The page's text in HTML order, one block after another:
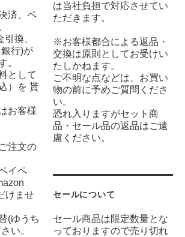
済、ペ
換、
行)が
。
として
）を 貰
お客様
注文の
イペ
けませ
(ゆうち
い。
は当社負担で対応させてい
ただきます。
※お客様都合による返品・
交換は原則としてお受けい
たしかねます。
ご不明な点などは、お買い
物の前に予めご質問くださ
い。
恐れ入りますがセット商
品・セール品の返品はご遠
慮ください。
セールについて
セール商品は限定数量とな
っておりますので売り切れ